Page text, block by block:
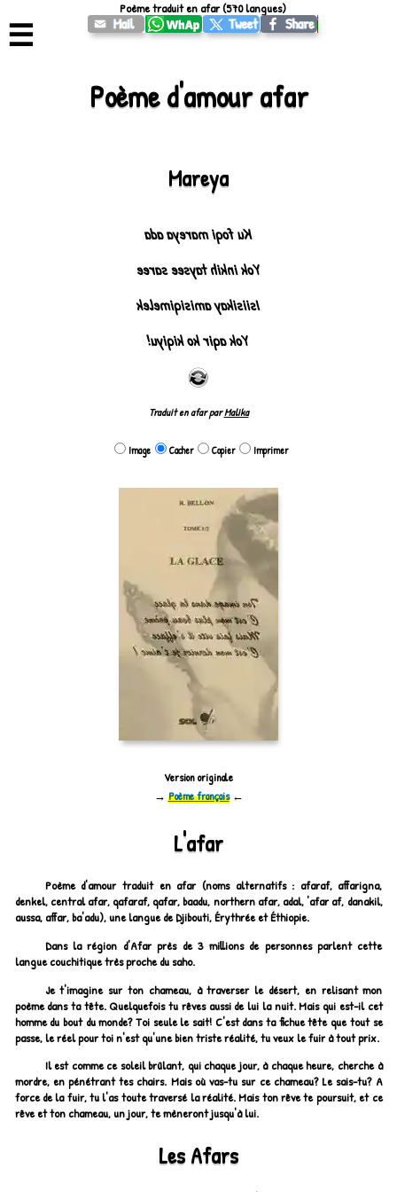
☰
Poème d'amour afar
Mareya
Ku foqi mareya ada
Yok inkih taysee saree
Isiisikay amisiqimelek
Yok aqir ko kiqiyu!
Traduit en afar parMalika
Image Cacher Copier Imprimer
Version originale
→ Poème français←
L'afar
Poème d'amour traduit en afar (noms alternatifs : afaraf, affarigna,
denkel, central afar, qafaraf, qafar, baadu, northern afar, adal, 'afar af, danakil,
aussa, affar, ba'adu), une langue de Djibouti, Érythrée et Éthiopie.
Dans la région d'Afar près de 3 millions de personnes parlent cette
langue couchitique très proche du saho.
Je t'imagine sur ton chameau, à traverser le désert, en relisant mon
poème dans ta tête. Quelquefois tu rêves aussi de lui la nuit. Mais qui est-il cet
homme du bout du monde? Toi seule le sait! C'est dans ta fichue tête que tout se
passe, le réel pour toi n'est qu'une bien triste réalité, tu veux le fuir à tout prix.
Il est comme ce soleil brûlant, qui chaque jour, à chaque heure, cherche à
mordre, en pénétrant tes chairs. Mais où vas-tu sur ce chameau? Le sais-tu? A
force de la fuir, tu l'as toute traversé la réalité. Mais ton rêve te poursuit, et ce
rêve et ton chameau, un jour, te mèneront jusqu'à lui.
Les Afars
Poème traduit en afar (570 langues)